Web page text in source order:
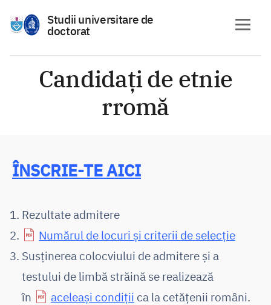
Studii universitare de
doctorat
Candidați de etnie
rromă
ÎNSCRIE-TE AICI
Rezultate admitere
Numărul de locuri și criterii de selecție
Susținerea colocviului de admitere și a
testului de limbă străină se realizează
în
aceleași condiții ca la cetățenii români.